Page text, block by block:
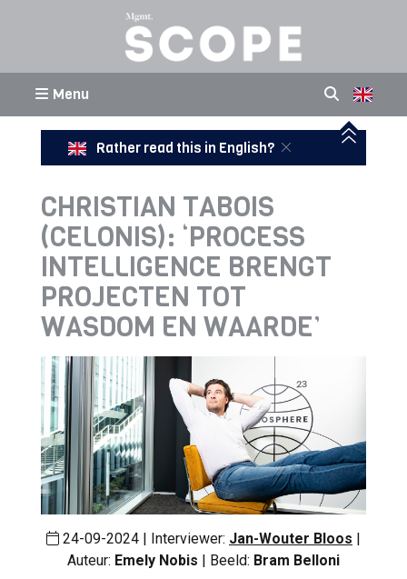
Menu
Rather read this in English?
CHRISTIAN TABOIS
(CELONIS): ‘PROCESS
INTELLIGENCE BRENGT
PROJECTEN TOT
WASDOM EN WAARDE’
24-09-2024 | Interviewer: Jan-Wouter Bloos |
Auteur: Emely Nobis | Beeld: Bram Belloni